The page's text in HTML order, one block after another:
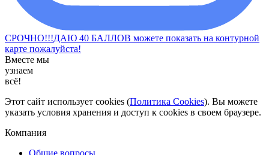
СРОЧНО!!!ДАЮ 40 БАЛЛОВ можете показать на контурной
карте пожалуйста!​
Вместе мы
узнаем
всё!
Этот сайт использует cookies (Политика Cookies). Вы можете
указать условия хранения и доступ к cookies в своем браузере.
Компания